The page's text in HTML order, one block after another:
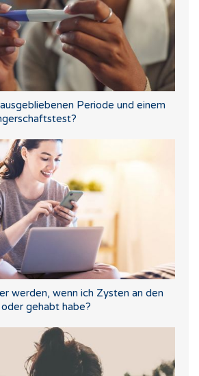
Periode und einem
werden, wenn ich Zysten an den
gehabt habe?